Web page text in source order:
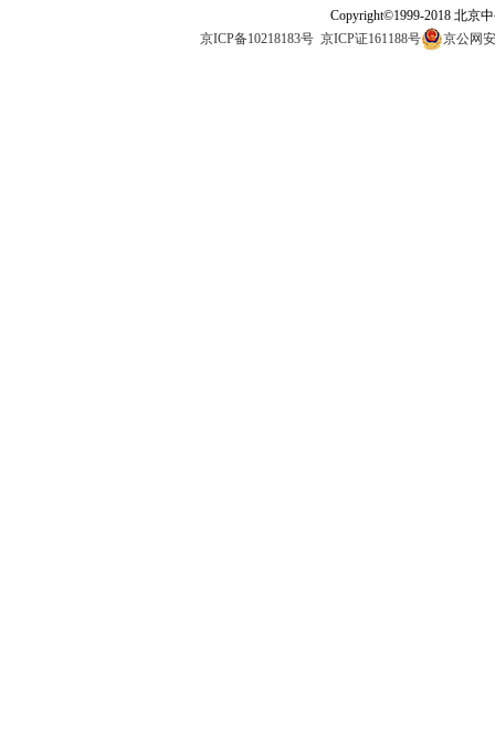
Copyright©1999-2018 北京
京ICP备10218183号 京ICP证161188号 京公网